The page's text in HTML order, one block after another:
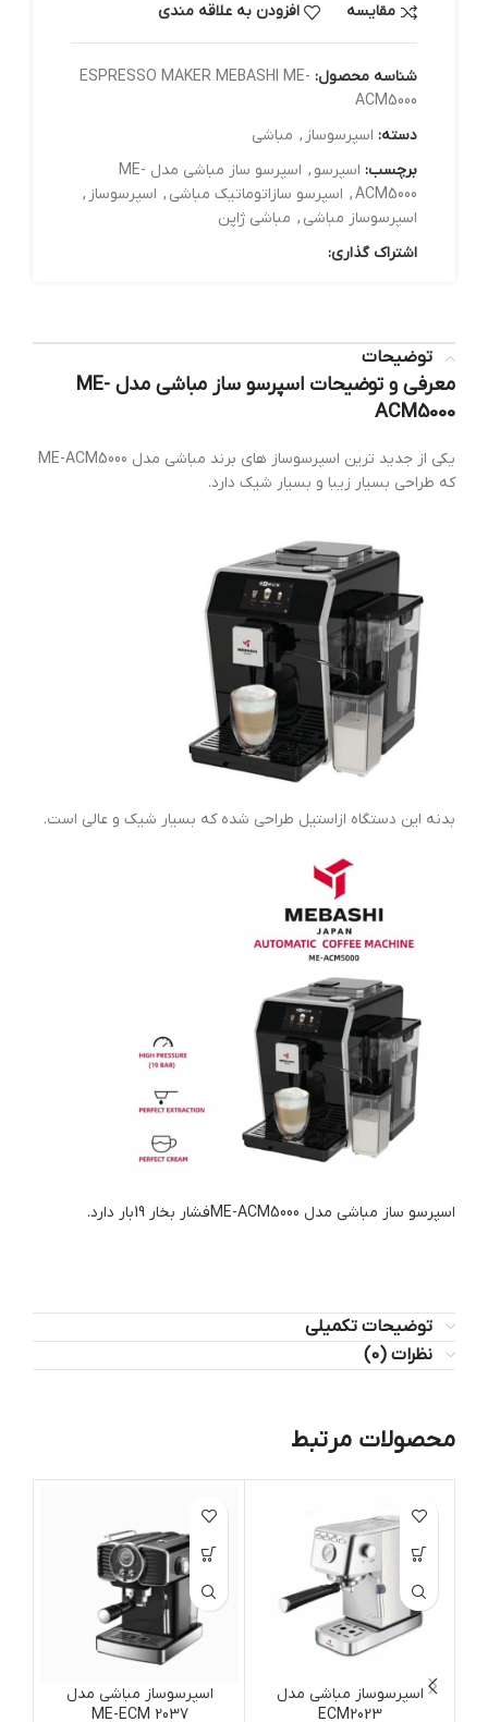
مقایسه افزودن به علاقه مندی
شناسه محصول: ESPRESSO MAKER MEBASHI ME-
ACM5000
دسته: اسپرسوساز , مباشی
برچسب: اسپرسو ,
اسپرسو ساز مباشی مدل ME-
ACM5000
, اسپرسو سازاتوماتیک مباشی , اسپرسوساز ,
اسپرسوساز مباشی , مباشی ژاپن
اشتراک گذاری:
توضیحات
معرفی و توضیحات اسپرسو ساز مباشی مدل ME-
ACM5000
یکی از جدید ترین اسپرسوساز های برند مباشی مدل ME-ACM5000
که طراحی بسیار زیبا و بسیار شیک دارد.
بدنه این دستگاه ازاستیل طراحی شده که بسیار شیک و عالی است.
اسپرسو ساز مباشی مدل ME-ACM5000فشار بخار 19بار دارد.
توضیحات تکمیلی
نظرات (0)
محصولات مرتبط
اسپرسوساز مباشی مدل
ECM2023
اسپرسوساز مباشی مدل
ME-ECM 2037